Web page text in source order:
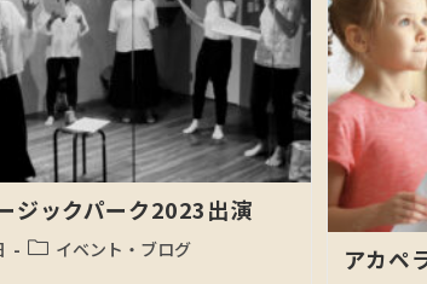
ジックパーク2023出演
イベント・ブログ アカペ